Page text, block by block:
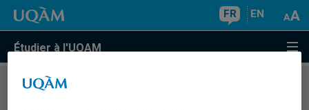
FR EN
Étudier à l'UQAM
COURS//